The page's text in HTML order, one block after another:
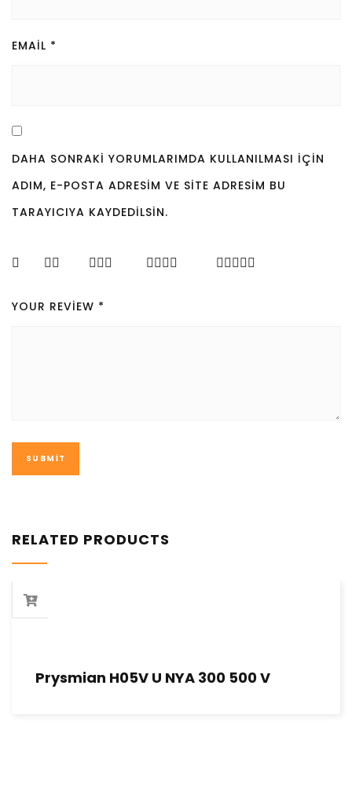
EMAIL *
DAHA SONRAKI YORUMLARIMDA KULLANILMASI IÇIN
ADIM, E-POSTA ADRESIM VE SITE ADRESIM BU
TARAYICIYA KAYDEDILSIN.
YOUR REVIEW *
RELATED PRODUCTS
Prysmian H05V U NYA 300 500 V